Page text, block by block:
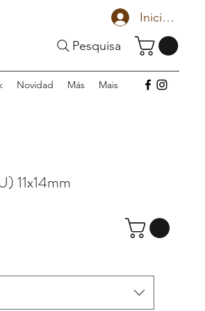
Iniciar sesión
Pesquisa
Novidad Más Mais
11x14mm